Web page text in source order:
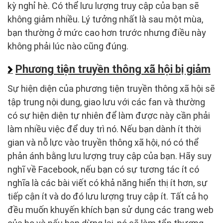
kỳ nghỉ hè. Có thể lưu lượng truy cập của bạn sẽ
không giảm nhiều. Lý tưởng nhất là sau một mùa,
bạn thường ở mức cao hơn trước nhưng điều này
không phải lúc nào cũng đúng.
Phương tiện truyền thông xã hội bị giảm
Sự hiện diện của phương tiện truyền thông xã hội sẽ
tập trung nội dung, giao lưu với các fan và thường
có sự hiện diện tự nhiên để làm được này cần phải
làm nhiều việc để duy trì nó. Nếu bạn dành ít thời
gian và nỗ lực vào truyền thông xã hội, nó có thể
phản ánh bằng lưu lượng truy cập của bạn. Hãy suy
nghĩ về Facebook, nếu bạn có sự tương tác ít có
nghĩa là các bài viết có khả năng hiển thị ít hơn, sự
tiếp cận ít và do đó lưu lượng truy cập ít. Tất cả họ
đều muốn khuyến khích bạn sử dụng các trang web